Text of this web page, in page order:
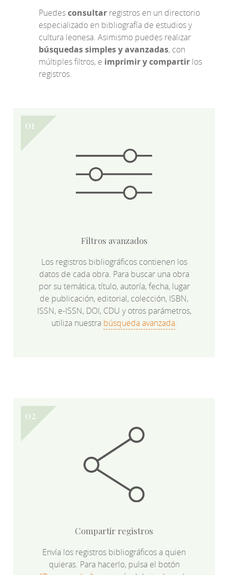
Puedesconsultar registros en un directorio
especializado en bibliografía de estudios y
cultura leonesa. Asimismo puedes realizar
búsquedas simples y avanzadas, con
múltiples filtros, e imprimir y compartir los
registros.
Filtros avanzados
Los registros bibliográficos contienen los
datos de cada obra. Para buscar una obra
por su temática, título, autoría, fecha, lugar
de publicación, editorial, colección, ISBN,
ISSN, e-ISSN, DOI, CDU y otros parámetros,
utiliza nuestra búsqueda avanzada.
Compartir registros
Envía los registros bibliográficos a quien
quieras. Para hacerlo, pulsa el botón